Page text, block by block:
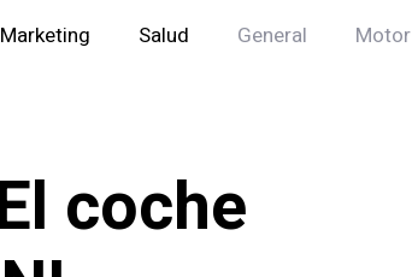
Marketing Salud General Motor
coche